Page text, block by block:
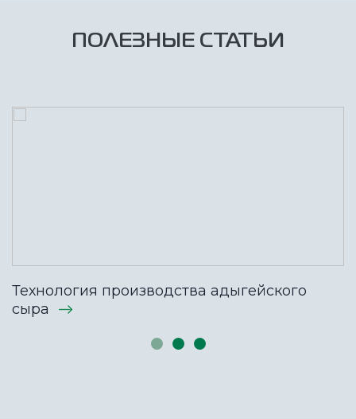
ПОЛЕЗНЫЕ СТАТЬИ
Технология производства адыгейского
сыра